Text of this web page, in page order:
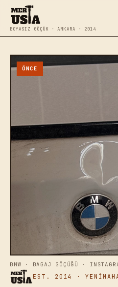
BOYASIZ GÖÇÜK · ANKARA · 2014
EST. 2014 ·
ÖNCE
BMW · BAGAJ GÖÇÜĞÜ ·